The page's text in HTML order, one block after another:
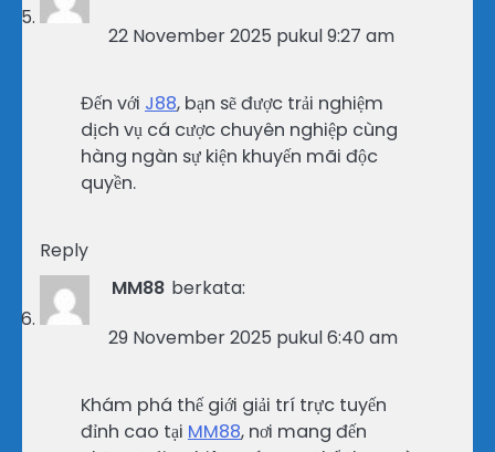
22 November 2025 pukul 9:27 am
Đến với J88, bạn sẽ được trải nghiệm
dịch vụ cá cược chuyên nghiệp cùng
hàng ngàn sự kiện khuyến mãi độc
quyền.
Reply
MM88 berkata:
29 November 2025 pukul 6:40 am
Khám phá thế giới giải trí trực tuyến
đỉnh cao tại MM88, nơi mang đến